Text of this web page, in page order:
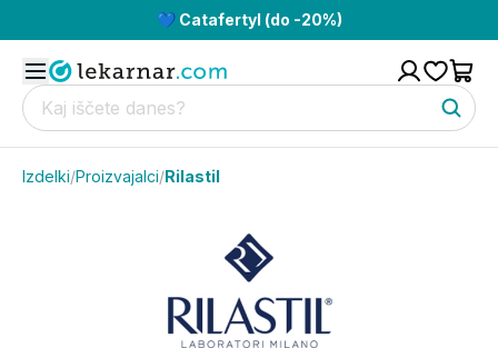
💙 Catafertyl (do -20%)
Izdelki/Proizvajalci/Rilastil